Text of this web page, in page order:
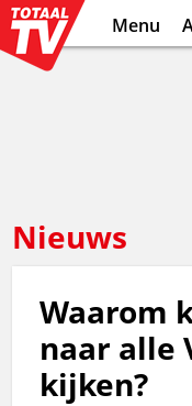
Menu
Nieuws
Waarom
naar alle
kijken?